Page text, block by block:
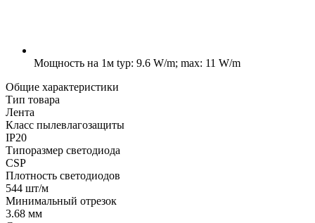
Мощность на 1м typ: 9.6 W/m; max: 11 W/m
Общие характеристики
Тип товара
Лента
Класс пылевлагозащиты
IP20
Типоразмер светодиода
CSP
Плотность светодиодов
544 шт/м
Минимальный отрезок
3.68 мм